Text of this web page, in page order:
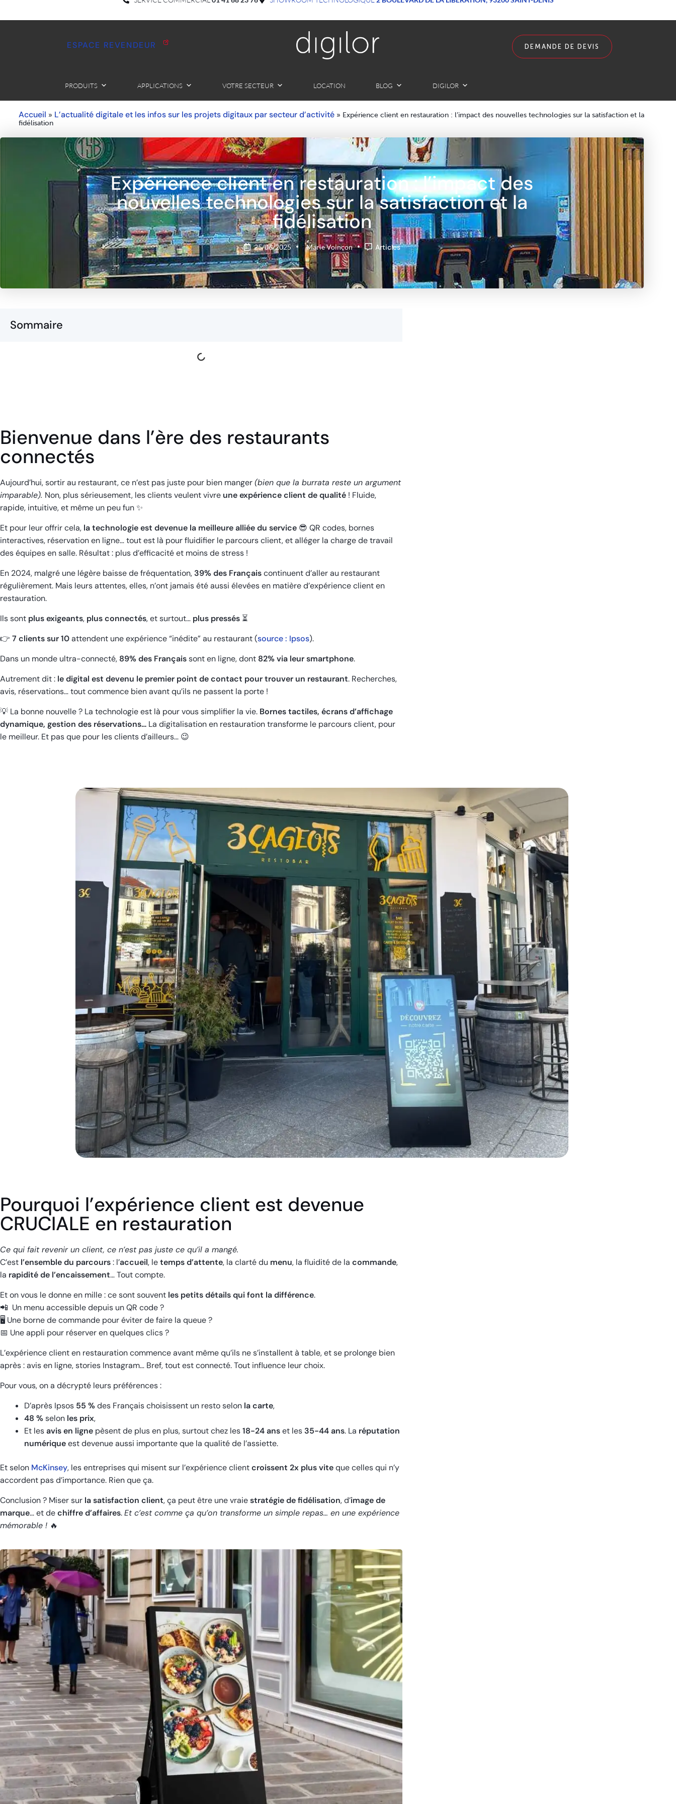
ESPACE REVENDEUR DEMANDE DE DEVIS
PRODUITS APPLICATIONS VOTRE SECTEUR LOCATION BLOG DIGILOR
Accueil » L’actualité digitale et les infos sur les projets digitaux par secteur d’activité » Expérience client en restauration : l’impact des nouvelles technologies sur la satisfaction et la
fidélisation
Expérience client en restauration : l’impact des
nouvelles technologies sur la satisfaction et la
fidélisation
25/06/2025 Marie Voinçon Articles
Sommaire
Bienvenue dans l’ère des restaurants
connectés
Aujourd’hui, sortir au restaurant, ce n’est pas juste pour bien manger(bien que la burrata reste un argument
imparable). Non, plus sérieusement, les clients veulent vivre une expérience client de qualité ! Fluide,
rapide, intuitive, et même un peu fun ✨
Et pour leur offrir cela, la technologie est devenue la meilleure alliée du service 😎 QR codes, bornes
interactives, réservation en ligne… tout est là pour fluidifier le parcours client, et alléger la charge de travail
des équipes en salle. Résultat : plus d’efficacité et moins de stress !
En 2024, malgré une légère baisse de fréquentation, 39% des Françaiscontinuent d’aller au restaurant
régulièrement. Mais leurs attentes, elles, n’ont jamais été aussi élevées en matière d’expérience client en
restauration.
Ils sont plus exigeants, plus connectés, et surtout… plus pressés ⏳
👉 7 clients sur 10attendent une expérience “inédite” au restaurant (source : Ipsos).
Dans un monde ultra-connecté, 89% des Françaissont en ligne, dont 82% via leur smartphone.
Autrement dit : le digital est devenu le premier point de contact pour trouver un restaurant. Recherches,
avis, réservations… tout commence bien avant qu’ils ne passent la porte !
💡 La bonne nouvelle ? La technologie est là pour vous simplifier la vie. Bornes tactiles, écrans d’affichage
dynamique, gestion des réservations… La digitalisation en restauration transforme le parcours client, pour
le meilleur. Et pas que pour les clients d’ailleurs… 😉
Pourquoi l’expérience client est devenue
CRUCIALE en restauration
Ce qui fait revenir un client, ce n’est pas juste ce qu’il a mangé.
C’est l’ensemble du parcours: l’accueil, letemps d’attente, la clarté du menu, la fluidité de la commande,
la rapidité de l’encaissement… Tout compte.
Et on vous le donne en mille : ce sont souvent les petits détails qui font la différence.
📲 Un menu accessible depuis un QR code ?
🖥️ Une borne de commande pour éviter de faire la queue ?
📅 Une appli pour réserver en quelques clics ?
L’expérience client en restauration commence avant même qu’ils ne s’installent à table, et se prolonge bien
après : avis en ligne, stories Instagram… Bref, tout est connecté. Tout influence leur choix.
Pour vous, on a décrypté leurs préférences :
D’après Ipsos 55 %des Français choisissent un resto selon la carte,
48 %selon les prix,
Et lesavis en ligne pèsent de plus en plus, surtout chez les18-24 anset les 35-44 ans. La réputation
numériqueest devenue aussi importante que la qualité de l’assiette.
Et selon McKinsey, les entreprises qui misent sur l’expérience clientcroissent 2x plus viteque celles qui n’y
accordent pas d’importance. Rien que ça.
Conclusion ? Miser sur la satisfaction client, ça peut être une vraiestratégie de fidélisation, d’image de
marque… et dechiffre d’affaires.Et c’est comme ça qu’on transforme un simple repas… en une expérience
mémorable ! 🔥